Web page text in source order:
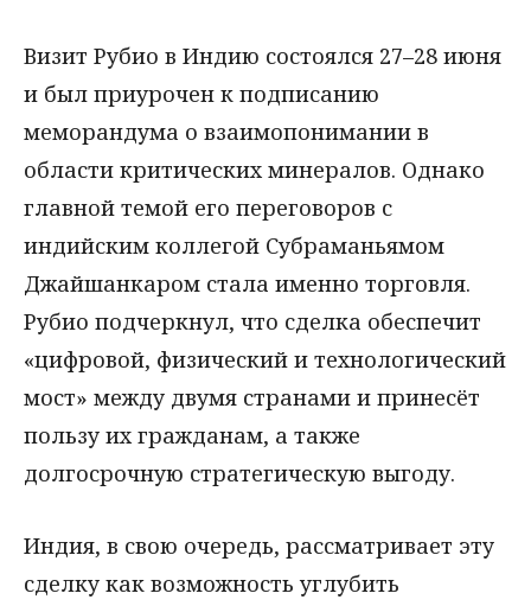
Визит Рубио в Индию состоялся 27–28 июня
и был приурочен к подписанию
меморандума о взаимопонимании в
области критических минералов. Однако
главной темой его переговоров с
индийским коллегой Субраманьямом
Джайшанкаром стала именно торговля.
Рубио подчеркнул, что сделка обеспечит
«цифровой, физический и технологический
мост» между двумя странами и принесёт
пользу их гражданам, а также
долгосрочную стратегическую выгоду.
Индия, в свою очередь, рассматривает эту
сделку как возможность углубить